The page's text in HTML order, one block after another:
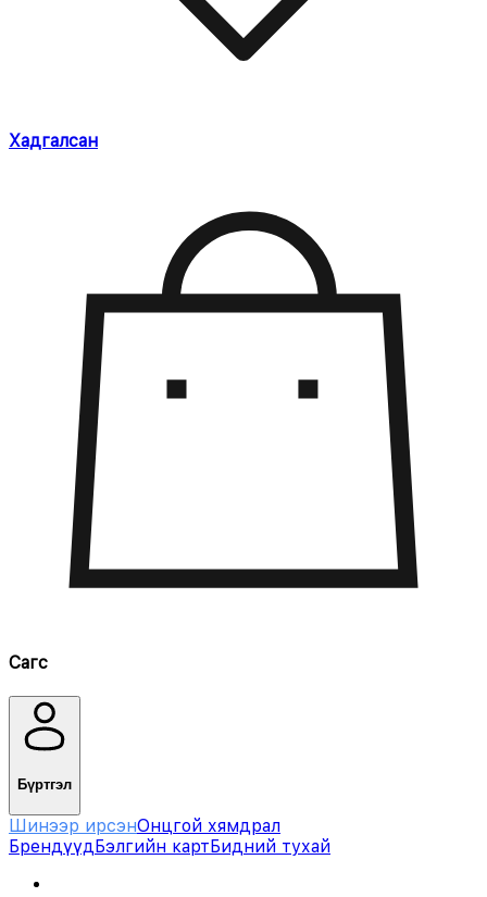
Хадгалсан
Сагс
Бүртгэл
Шинээр ирсэнОнцгой хямдрал
БрендүүдБэлгийн картБидний тухай